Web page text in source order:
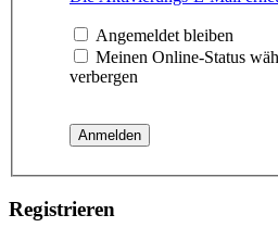
Angemeldet bleiben
Meinen Online-Status
verbergen
Registrieren